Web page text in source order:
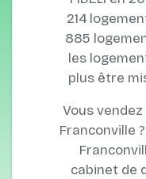
214
885
les
plus être
Vous
Franconville
cabinet de